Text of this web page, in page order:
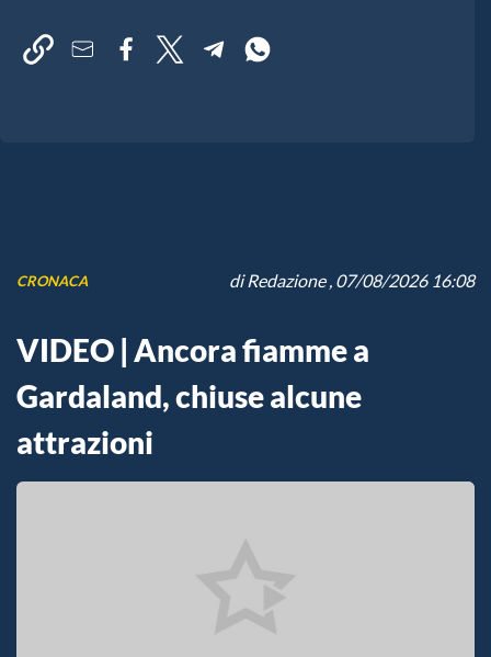
CRONACA diRedazione, 07/08/2026 16:08
VIDEO | Ancora fiamme a
Gardaland, chiuse alcune
attrazioni